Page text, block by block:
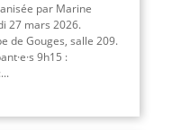
par Marine
27 mars 2026.
de Gouges, salle 209.
9h15 :